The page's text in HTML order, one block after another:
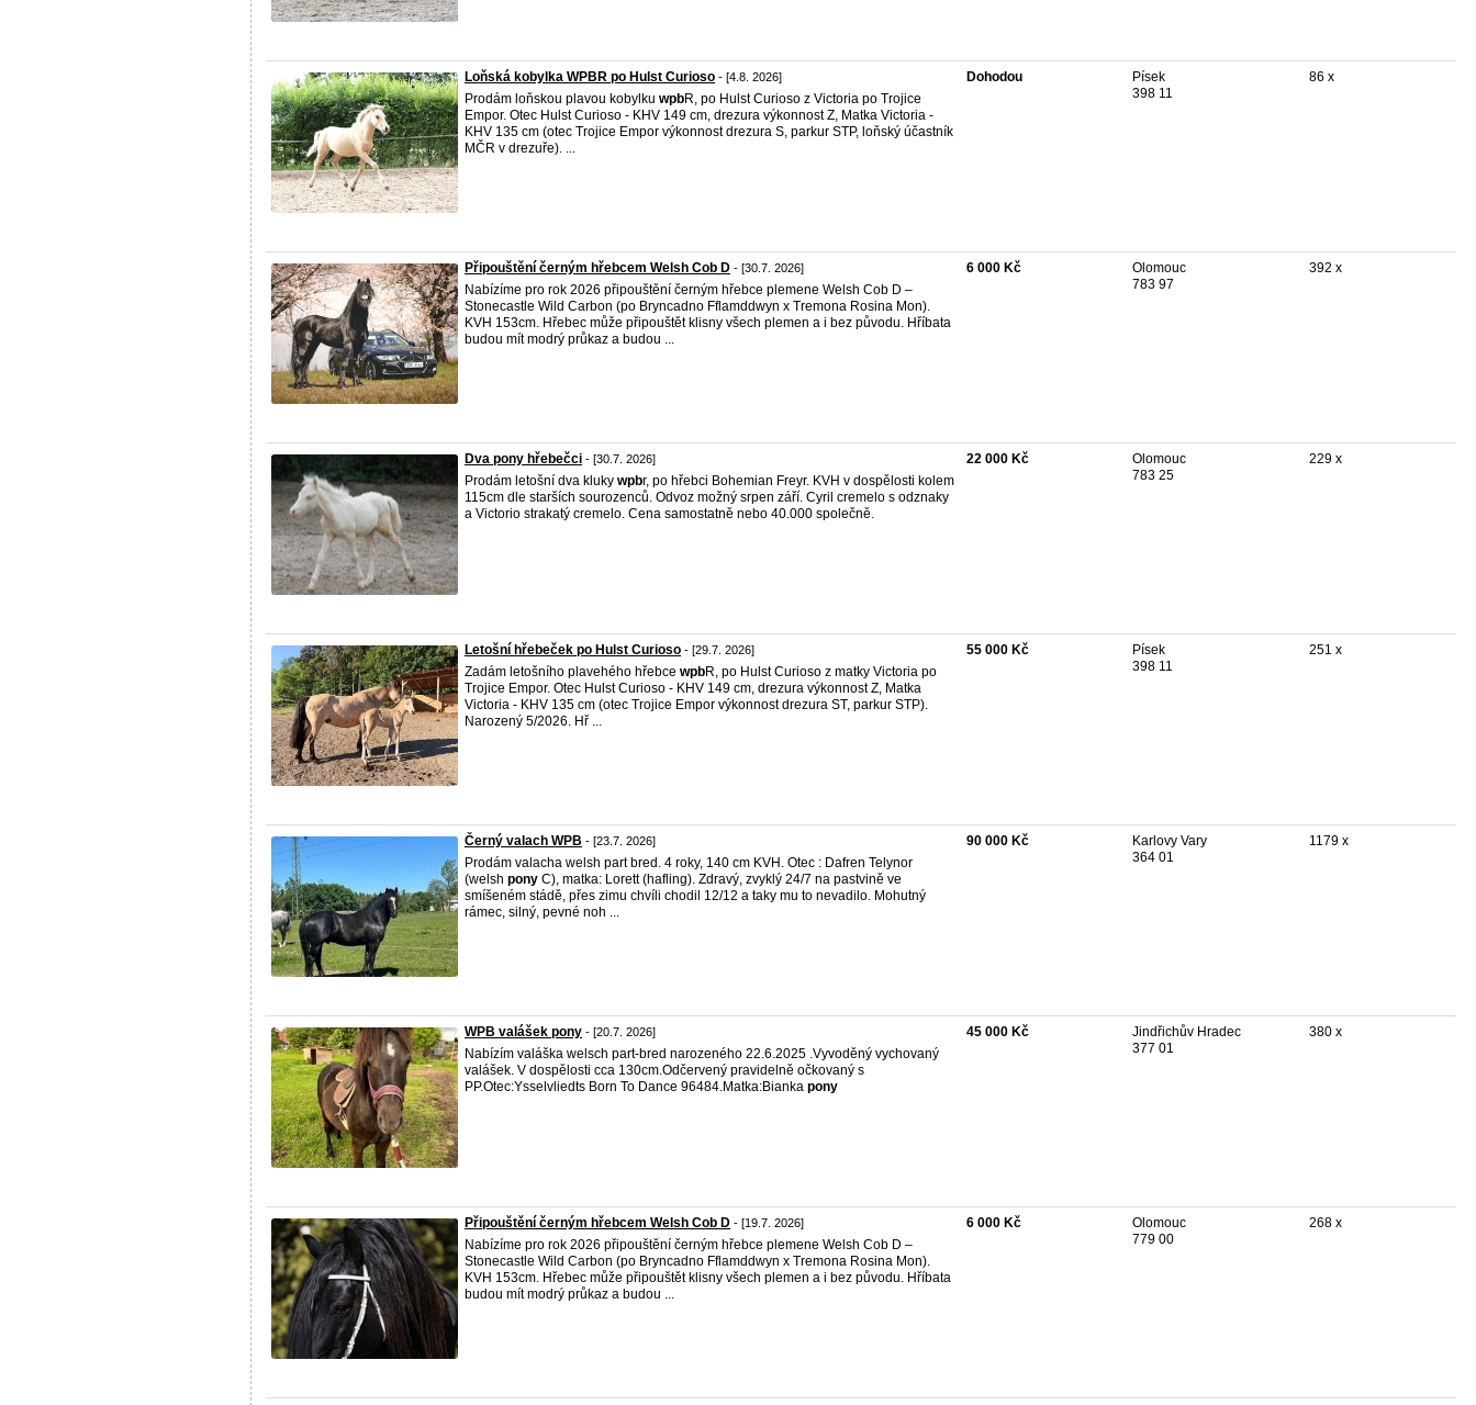
Loňská kobylka WPBR po Hulst Curioso - [4.8. 2026]
Prodám loňskou plavou kobylku wpbR, po Hulst Curioso z Victoria po Trojice
Empor. Otec Hulst Curioso - KHV 149 cm, drezura výkonnost Z, Matka Victoria -
KHV 135 cm (otec Trojice Empor výkonnost drezura S, parkur STP, loňský účastník
MČR v drezuře). ...
Dohodou
Písek
398 11
86 x
Připouštění černým hřebcem Welsh Cob D - [30.7. 2026]
Nabízíme pro rok 2026 připouštění černým hřebce plemene Welsh Cob D –
Stonecastle Wild Carbon (po Bryncadno Fflamddwyn x Tremona Rosina Mon).
KVH 153cm. Hřebec může připouštět klisny všech plemen a i bez původu. Hříbata
budou mít modrý průkaz a budou ...
6 000 Kč
Olomouc
783 97
392 x
Dva pony hřebečci - [30.7. 2026]
Prodám letošní dva kluky wpbr, po hřebci Bohemian Freyr. KVH v dospělosti kolem
115cm dle starších sourozenců. Odvoz možný srpen září. Cyril cremelo s odznaky
a Victorio strakatý cremelo. Cena samostatně nebo 40.000 společně.
22 000 Kč
Olomouc
783 25
229 x
Letošní hřebeček po Hulst Curioso - [29.7. 2026]
Zadám letošního plavehého hřebce wpbR, po Hulst Curioso z matky Victoria po
Trojice Empor. Otec Hulst Curioso - KHV 149 cm, drezura výkonnost Z, Matka
Victoria - KHV 135 cm (otec Trojice Empor výkonnost drezura ST, parkur STP).
Narozený 5/2026. Hř ...
55 000 Kč
Písek
398 11
251 x
Černý valach WPB - [23.7. 2026]
Prodám valacha welsh part bred. 4 roky, 140 cm KVH. Otec : Dafren Telynor
(welsh pony C), matka: Lorett (hafling). Zdravý, zvyklý 24/7 na pastvině ve
smíšeném stádě, přes zimu chvíli chodil 12/12 a taky mu to nevadilo. Mohutný
rámec, silný, pevné noh ...
90 000 Kč
Karlovy Vary
364 01
1179 x
WPB valášek pony - [20.7. 2026]
Nabízím valáška welsch part-bred narozeného 22.6.2025 .Vyvoděný vychovaný
valášek. V dospělosti cca 130cm.Odčervený pravidelně očkovaný s
PP.Otec:Ysselvliedts Born To Dance 96484.Matka:Bianka pony
45 000 Kč
Jindřichův Hradec
377 01
380 x
Připouštění černým hřebcem Welsh Cob D - [19.7. 2026]
Nabízíme pro rok 2026 připouštění černým hřebce plemene Welsh Cob D –
Stonecastle Wild Carbon (po Bryncadno Fflamddwyn x Tremona Rosina Mon).
KVH 153cm. Hřebec může připouštět klisny všech plemen a i bez původu. Hříbata
budou mít modrý průkaz a budou ...
6 000 Kč
Olomouc
779 00
268 x